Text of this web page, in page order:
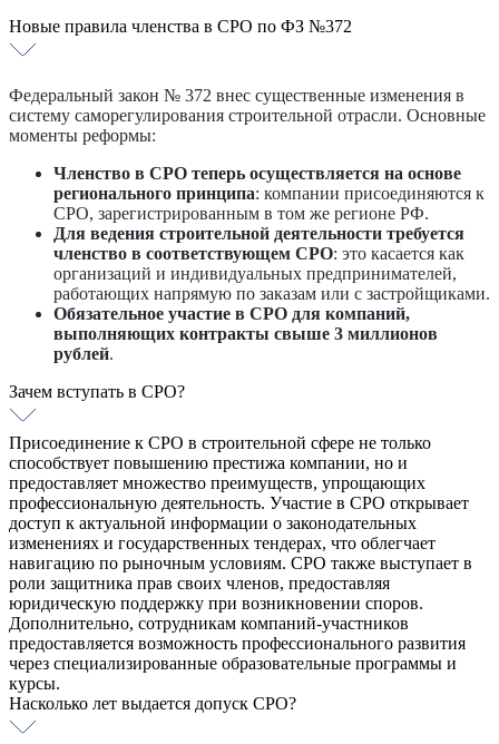
Новые правила членства в СРО по ФЗ №372
Федеральный закон № 372 внес существенные изменения в
систему саморегулирования строительной отрасли. Основные
моменты реформы:
Членство в СРО теперь осуществляется на основе
регионального принципа: компании присоединяются к
СРО, зарегистрированным в том же регионе РФ.
Для ведения строительной деятельности требуется
членство в соответствующем СРО: это касается как
организаций и индивидуальных предпринимателей,
работающих напрямую по заказам или с застройщиками.
Обязательное участие в СРО для компаний,
выполняющих контракты свыше 3 миллионов
рублей.
Зачем вступать в СРО?
Присоединение к СРО в строительной сфере не только
способствует повышению престижа компании, но и
предоставляет множество преимуществ, упрощающих
профессиональную деятельность. Участие в СРО открывает
доступ к актуальной информации о законодательных
изменениях и государственных тендерах, что облегчает
навигацию по рыночным условиям. СРО также выступает в
роли защитника прав своих членов, предоставляя
юридическую поддержку при возникновении споров.
Дополнительно, сотрудникам компаний-участников
предоставляется возможность профессионального развития
через специализированные образовательные программы и
курсы.
Насколько лет выдается допуск СРО?